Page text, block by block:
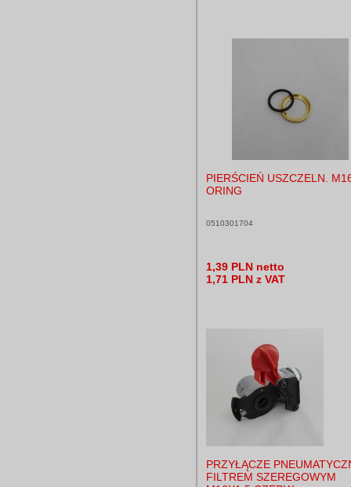
PIERŚCIEŃ USZCZELN.
ORING
0510301704
1,39 PLN netto
1,71 PLN z VAT
PRZYŁĄCZE
FILTREM SZEREGOWYM